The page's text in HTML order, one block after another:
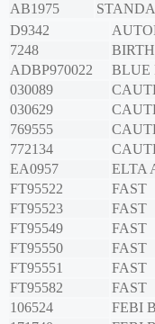
AB1975
D9342
7248
BIRTH
ADBP970022
BLUE
030089
030629
769555
772134
EA0957
ELTA
FT95522
FAST
FT95523
FAST
FT95549
FAST
FT95550
FAST
FT95551
FAST
FT95582
FAST
106524
FEBI